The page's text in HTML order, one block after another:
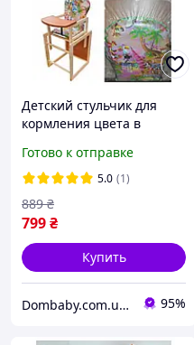
Детский стульчик для
кормления цвета в
трансфрмер для
кормления деревянный
Готово к отправке
5.0 (1)
799₴
889 ₴
Купить
Dombaby.com.ua - интернет магазин детских товаров 95%